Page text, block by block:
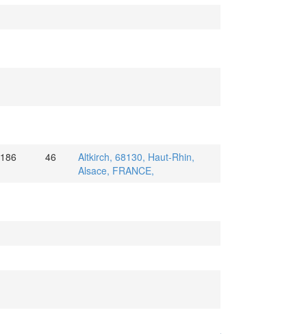
186 46
Altkirch, 68130, Haut-Rhin,
Alsace, FRANCE,